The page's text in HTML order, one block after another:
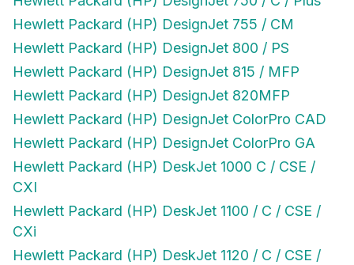
Hewlett Packard (HP) DesignJet 755 / CM
Hewlett Packard (HP) DesignJet 800 / PS
Hewlett Packard (HP) DesignJet 815 / MFP
Hewlett Packard (HP) DesignJet 820MFP
Hewlett Packard (HP) DesignJet ColorPro CAD
Hewlett Packard (HP) DesignJet ColorPro GA
Hewlett Packard (HP) DeskJet 1000 C / CSE /
Hewlett Packard (HP) DeskJet 1100 / C / CSE /
Hewlett Packard (HP) DeskJet 1120 / C / CSE /